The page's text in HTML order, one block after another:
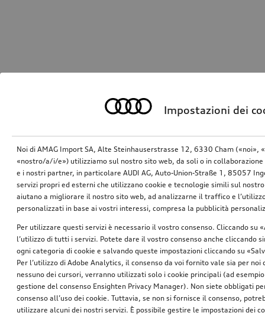
Impostazioni dei
Noi di AMAG Import SA, Alte Steinhauserstrasse 12, 6330 Cham («noi»,
«nostro/a/i/e») utilizziamo sul nostro sito web, da soli o in
e i nostri partner, in particolare AUDI AG, Auto-Union-Straße 1, 85057
servizi propri ed esterni che utilizzano cookie e tecnologie simili sul
aiutano a migliorare il nostro sito web, ad analizzarne il traffico e
personalizzati in base ai vostri interessi, compresa la pubblicità
Per utilizzare questi servizi è necessario il vostro consenso. Cliccando
l’utilizzo di tutti i servizi. Potete dare il vostro consenso anche cliccando
ogni categoria di cookie e salvando queste impostazioni cliccando su
Per l’utilizzo di Adobe Analytics, il consenso da voi fornito vale sia per noi
nessuno dei cursori, verranno utilizzati solo i cookie principali (ad
gestione del consenso Ensighten Privacy Manager). Non siete obbligati
consenso all’uso dei cookie. Tuttavia, se non si fornisce il consenso,
utilizzare alcuni dei nostri servizi. È possibile gestire le impostazioni dei